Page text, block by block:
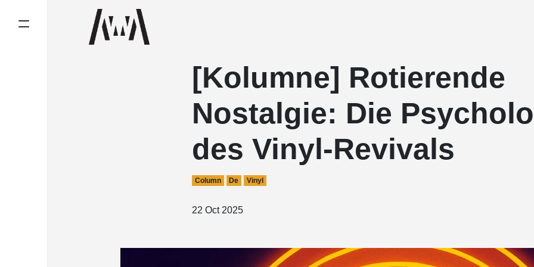
[Kolumne] Rotierende
Nostalgie: Die
des Vinyl-Revivals
Column De Vinyl
22 Oct 2025